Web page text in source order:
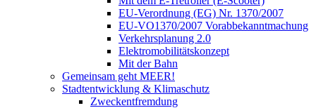
EU-Verordnung (EG) Nr. 1370/2007
EU-VO1370/2007 Vorabbekanntmachung
Verkehrsplanung 2.0
Elektromobilitätskonzept
Mit der Bahn
Gemeinsam geht MEER!
Stadtentwicklung & Klimaschutz
Zweckentfremdung